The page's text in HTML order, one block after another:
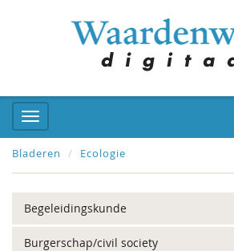
Bladeren Ecologie
Begeleidingskunde
Burgerschap/civil society